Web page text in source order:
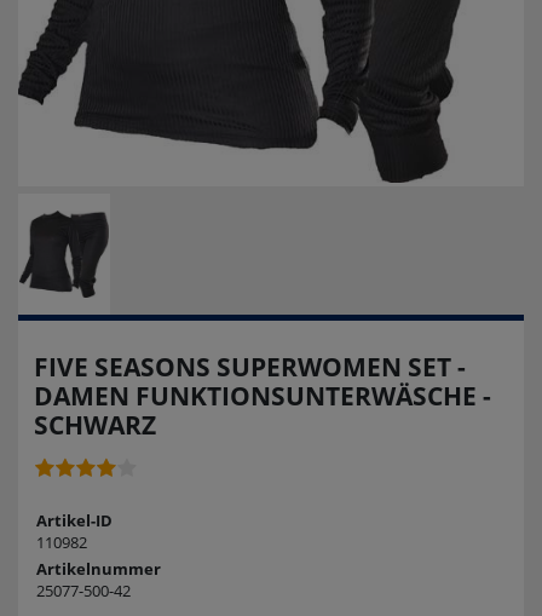
FIVE SEASONS SUPERWOMEN SET -
DAMEN FUNKTIONSUNTERWÄSCHE -
SCHWARZ
Artikel-ID
110982
Artikelnummer
25077-500-42